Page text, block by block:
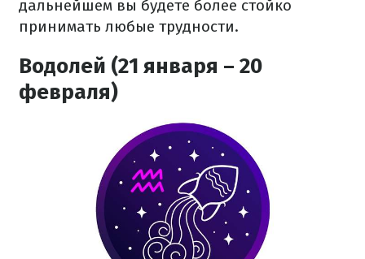
дальнейшем вы будете более стойко
принимать любые трудности.
Водолей (21 января – 20
февраля)